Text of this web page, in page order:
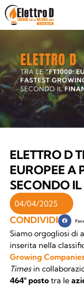
ELETTRO D
EUROPEE A
SECONDO
04/04/2025
CONDIVIDI
Siamo orgogliosi di
inserita nella
Growing
Timesin
464° posto tra le